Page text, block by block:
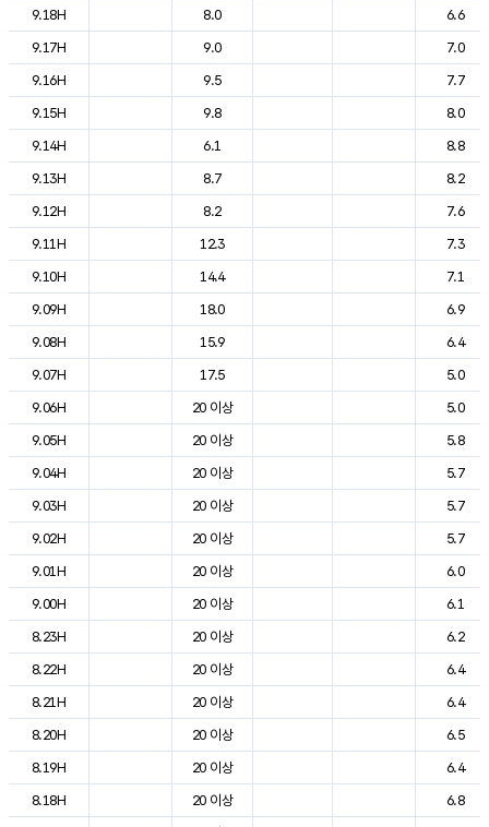
9.18H
8.0
6.6
9.17H
9.0
7.0
9.16H
9.5
7.7
9.15H
9.8
8.0
9.14H
6.1
8.8
9.13H
8.7
8.2
9.12H
8.2
7.6
9.11H
12.3
7.3
9.10H
14.4
7.1
9.09H
18.0
6.9
9.08H
15.9
6.4
9.07H
17.5
5.0
9.06H
20 이상
5.0
9.05H
20 이상
5.8
9.04H
20 이상
5.7
9.03H
20 이상
5.7
9.02H
20 이상
5.7
9.01H
20 이상
6.0
9.00H
20 이상
6.1
8.23H
20 이상
6.2
8.22H
20 이상
6.4
8.21H
20 이상
6.4
8.20H
20 이상
6.5
8.19H
20 이상
6.4
8.18H
20 이상
6.8